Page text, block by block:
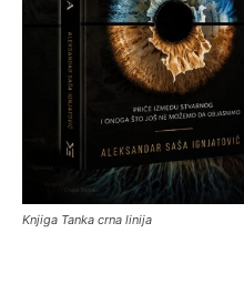
Knjiga Tanka crna linija